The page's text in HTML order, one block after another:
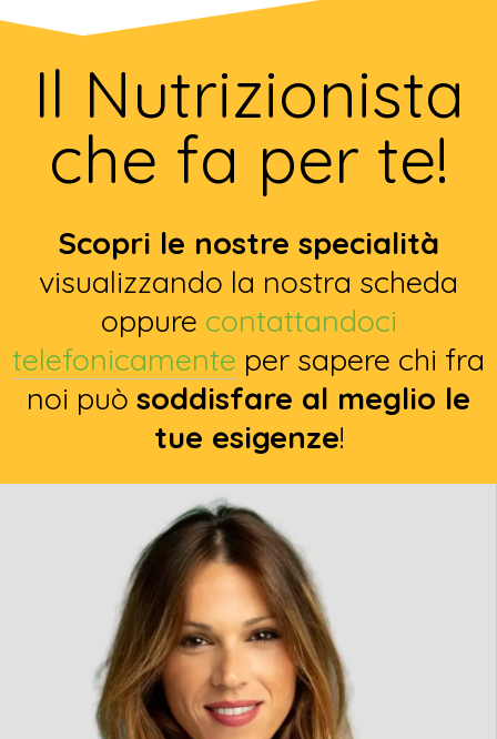
Il Nutrizionista
che fa per te!
Scopri le nostre specialità
visualizzando la nostra scheda
oppure contattandoci
telefonicamente per sapere chi fra
noi può soddisfare al meglio le
tue esigenze!